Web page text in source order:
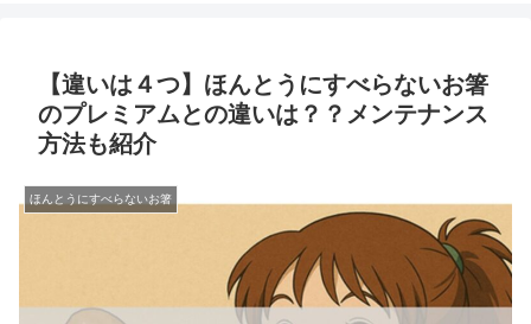
【違いは４つ】ほんとうにすべらないお箸
のプレミアムとの違いは？？メンテナンス
方法も紹介
ほんとうにすべらないお箸